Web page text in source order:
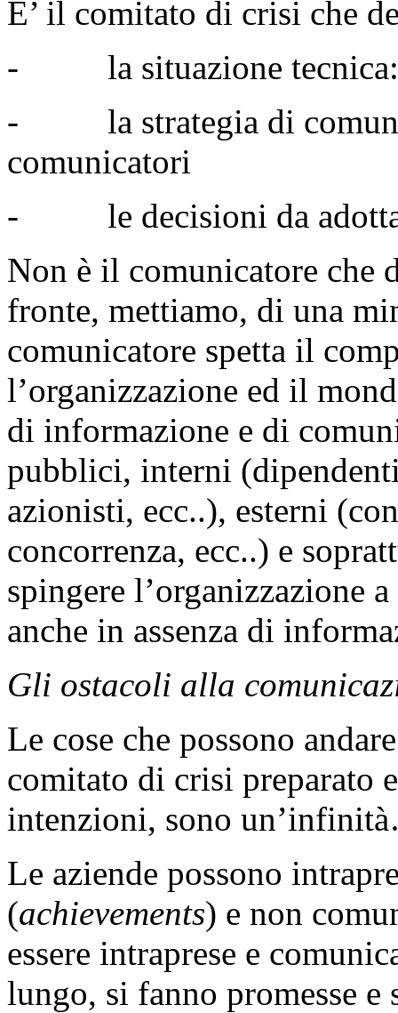
E’ il comitato di crisi che
- la situazione tecnica:
- la strategia di
comunicatori
- le decisioni da
Non è il comunicatore che
fronte, mettiamo, di una
comunicatore spetta il
l’organizzazione ed il
di informazione e di
pubblici, interni
azionisti, ecc..), esterni
concorrenza, ecc..) e
spingere l’organizzazione
anche in assenza di
Gli ostacoli alla
Le cose che possono
comitato di crisi preparato
intenzioni, sono
Le aziende possono
(achievements) e non
essere intraprese e
lungo, si fanno promesse e